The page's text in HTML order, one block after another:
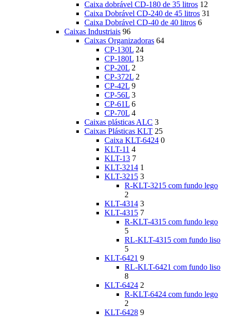
Caixa dobrável CD-180 de 35 litros 12
Caixa Dobrável CD-240 de 45 litros 31
Caixa Dobrável CD-40 de 40 litros 6
Caixas Industriais 96
Caixas Organizadoras 64
CP-130L 24
CP-180L 13
CP-20L 2
CP-372L 2
CP-42L 9
CP-56L 3
CP-61L 6
CP-70L 4
Caixas plásticas ALC 3
Caixas Plásticas KLT 25
Caixa KLT-6424 0
KLT-11 4
KLT-13 7
KLT-3214 1
KLT-3215 3
R-KLT-3215 com fundo lego
2
KLT-4314 3
KLT-4315 7
R-KLT-4315 com fundo lego
5
RL-KLT-4315 com fundo liso
5
KLT-6421 9
RL-KLT-6421 com fundo liso
8
KLT-6424 2
R-KLT-6424 com fundo lego
2
KLT-6428 9